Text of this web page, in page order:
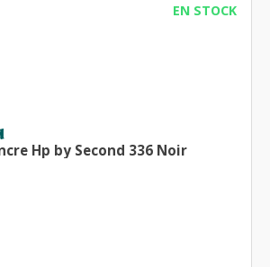
EN STOCK
Hp by Second 336 Noir